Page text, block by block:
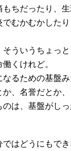
もちだったり、
でむかむかした
ういうちょっ
くけれど。
なるための基盤
、名誉だとか、
のは、基盤がし
はどうにもでき